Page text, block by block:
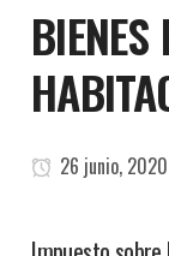
26 junio, 2020